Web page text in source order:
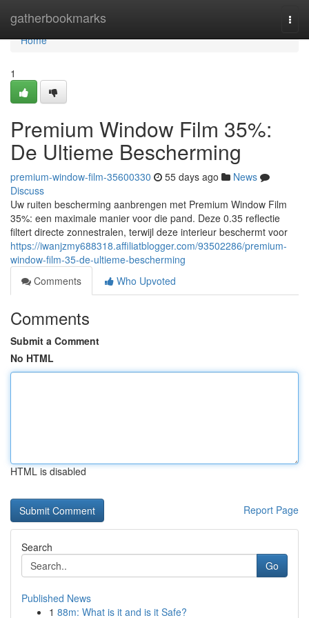
gatherbookmarks
Home
Home
1
Premium Window Film 35%:
De Ultieme Bescherming
premium-window-film-35600330 55 days ago
News
Discuss
Uw ruiten bescherming aanbrengen met Premium Window Film
35%: een maximale manier voor die pand. Deze 0.35 reflectie
filtert directe zonnestralen, terwijl deze interieur beschermt voor
https://iwanjzmy688318.affiliatblogger.com/93502286/premium-
window-film-35-de-ultieme-bescherming
Comments
Who Upvoted
Comments
Submit a Comment
No HTML
HTML is disabled
Report Page
Search
Go
Published News
1 88m: What is it and is it Safe?